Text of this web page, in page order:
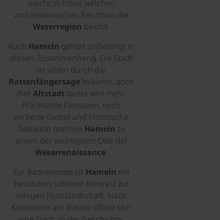
macht sichtbar, welchen
architektonischen Reichtum die
Weserregion besitzt.
Auch Hameln gehört unbedingt in
diesen Zusammenhang. Die Stadt
ist vielen durch die
Rattenfängersagebekannt, doch
ihre Altstadt bietet weit mehr.
Prachtvolle Fassaden, reich
verzierte Giebel und historische
Gebäude machen Hameln zu
einem der wichtigsten Orte der
Weserrenaissance.
Für Radreisende ist Hameln ein
besonders schöner Kontrast zur
ruhigen Flusslandschaft. Nach
Kilometern am Wasser öffnet sich